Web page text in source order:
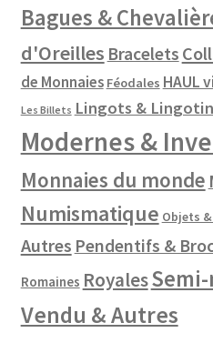
Bagues &
d'Oreilles Bracelets
de Monnaies Féodales HAUL
Les Billets Lingots &
Modernes &
Monnaies du monde
Numismatique Objets
Autres Pendentifs &
Romaines Royales
Vendu & Autres